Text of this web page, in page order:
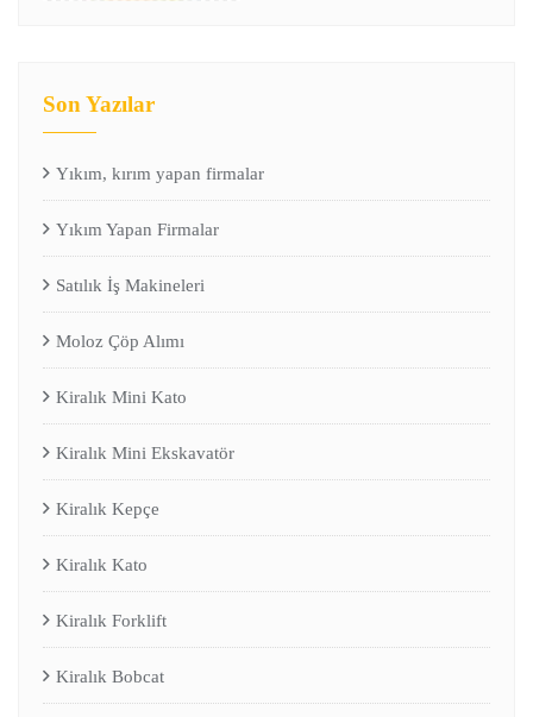
Son Yazılar
Yıkım, kırım yapan firmalar
Yıkım Yapan Firmalar
Satılık İş Makineleri
Moloz Çöp Alımı
Kiralık Mini Kato
Kiralık Mini Ekskavatör
Kiralık Kepçe
Kiralık Kato
Kiralık Forklift
Kiralık Bobcat